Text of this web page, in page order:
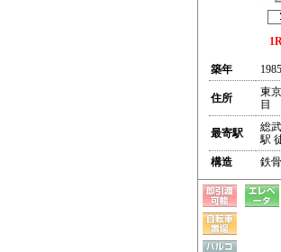
築年
住所
東
目
最寄駅
総
駅
構造
鉄